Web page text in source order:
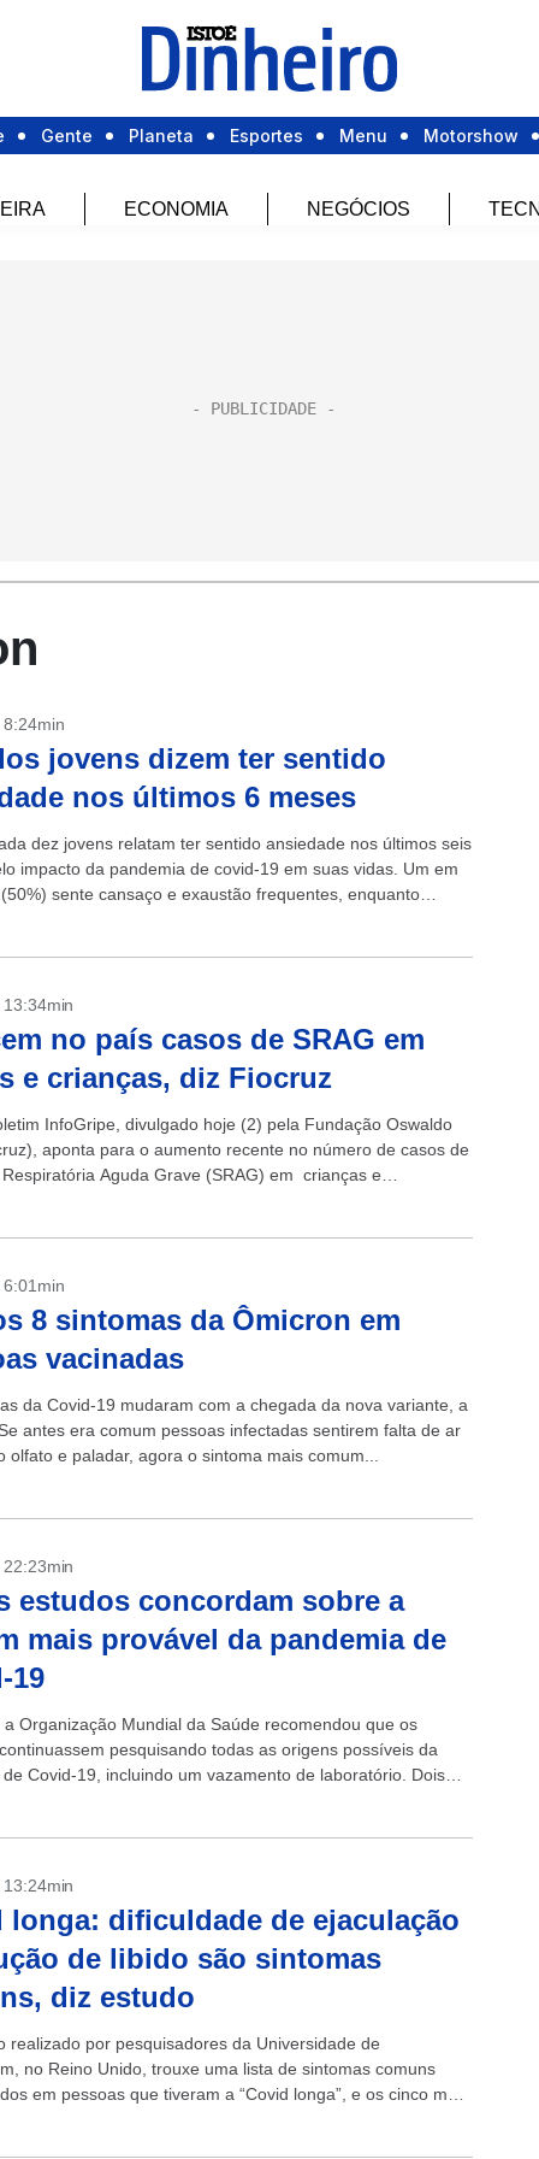
Gente Planeta Esportes Menu Motorshow
ECONOMIA NEGÓCIOS
jovens dizem ter sentido
nos últimos 6 meses
dez jovens relatam ter sentido ansiedade nos últimos seis
impacto da pandemia de covid-19 em suas vidas. Um em
sente cansaço e exaustão frequentes, enquanto
no país casos de SRAG em
e crianças, diz Fiocruz
InfoGripe, divulgado hoje (2) pela Fundação Oswaldo
aponta para o aumento recente no número de casos de
Aguda Grave (SRAG) em crianças e
8 sintomas da Ômicron em
vacinadas
da Covid-19 mudaram com a chegada da nova variante, a
antes era comum pessoas infectadas sentirem falta de ar
olfato e paladar, agora o sintoma mais comum...
estudos concordam sobre a
mais provável da pandemia de
19
a Organização Mundial da Saúde recomendou que os
pesquisando todas as origens possíveis da
Covid-19, incluindo um vazamento de laboratório. Dois
longa: dificuldade de ejaculação
de libido são sintomas
diz estudo
realizado por pesquisadores da Universidade de
no Reino Unido, trouxe uma lista de sintomas comuns
em pessoas que tiveram a “Covid longa”, e os cinco mais